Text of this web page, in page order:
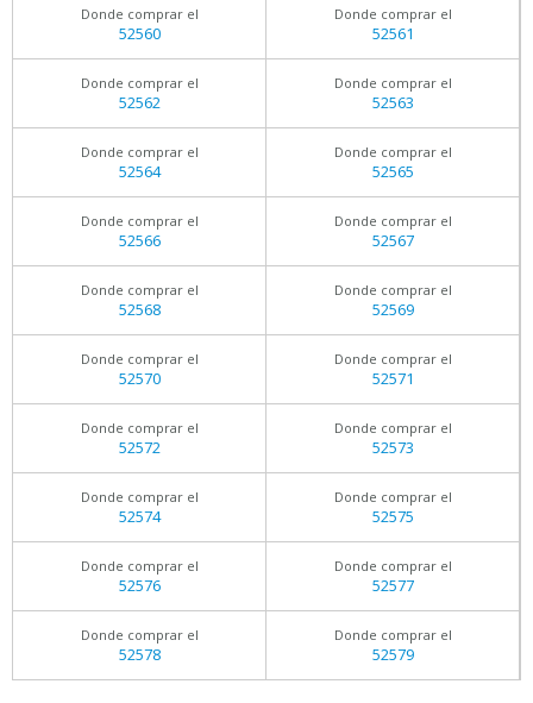
Donde comprar el
52560
Donde comprar el
52561
Donde comprar el
52562
Donde comprar el
52563
Donde comprar el
52564
Donde comprar el
52565
Donde comprar el
52566
Donde comprar el
52567
Donde comprar el
52568
Donde comprar el
52569
Donde comprar el
52570
Donde comprar el
52571
Donde comprar el
52572
Donde comprar el
52573
Donde comprar el
52574
Donde comprar el
52575
Donde comprar el
52576
Donde comprar el
52577
Donde comprar el
52578
Donde comprar el
52579